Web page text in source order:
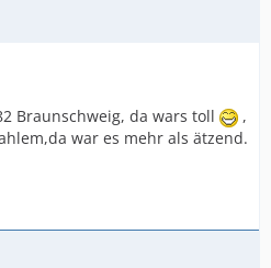
Braunschweig, da wars toll
,
war es mehr als ätzend.